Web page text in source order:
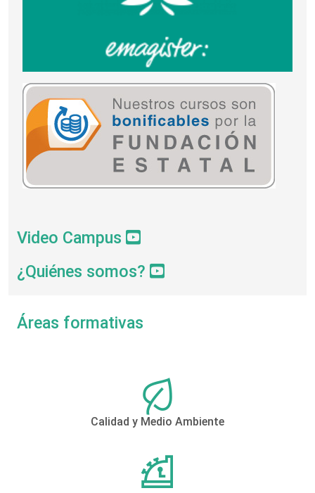
Video Campus
¿Quiénes somos?
Áreas formativas
Calidad y Medio Ambiente